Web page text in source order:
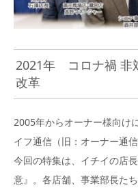
2021年 コロナ禍 非
改革
2005年からオーナー様向け
イフ通信（旧：オーナー通
今回の特集は、イチイの店
意』。各店舗、事業部長た